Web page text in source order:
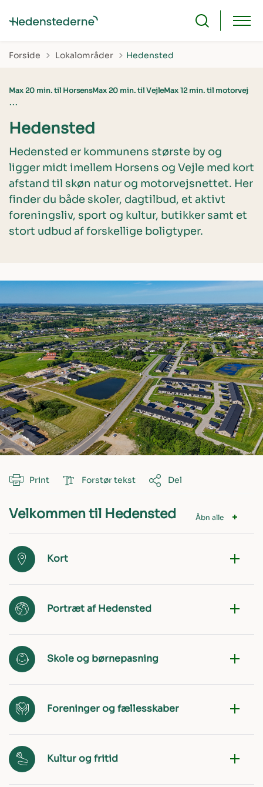
Forside Tilbage til
Lokalområder Hedensted
Max 20 min. til HorsensMax 20 min. til VejleMax 12 min. til motorvej
...
Hedensted
Hedensted er kommunens største by og
ligger midt imellem Horsens og Vejle med kort
afstand til skøn natur og motorvejsnettet. Her
finder du både skoler, dagtilbud, et aktivt
foreningsliv, sport og kultur, butikker samt et
stort udbud af forskellige boligtyper.
Print Forstør tekst Del
Velkommen til Hedensted Åbn alle
Kort
Portræt af Hedensted
Skole og børnepasning
Foreninger og fællesskaber
Kultur og fritid